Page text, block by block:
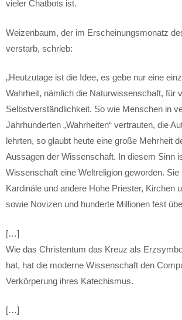
vieler Chatbots ist.
Weizenbaum, der im Erscheinungsmonatz
verstarb, schrieb:
„Heutzutage ist die Idee, es gebe nur eine
Wahrheit, nämlich die Naturwissenschaft, für
Selbstverständlichkeit. So wie Menschen in
Jahrhunderten „Wahrheiten“ vertrauten, die
lehrten, so glaubt heute eine große Mehrheit
Aussagen der Wissenschaft. In diesem Sinn
Wissenschaft eine Weltreligion geworden. Sie
Kardinäle und andere Hohe Priester, Kirchen
sowie Novizen und hunderte Millionen fest
[…]
Wie das Christentum das Kreuz als
hat, hat die moderne Wissenschaft den
Verkörperung ihres Katechismus.
[…]